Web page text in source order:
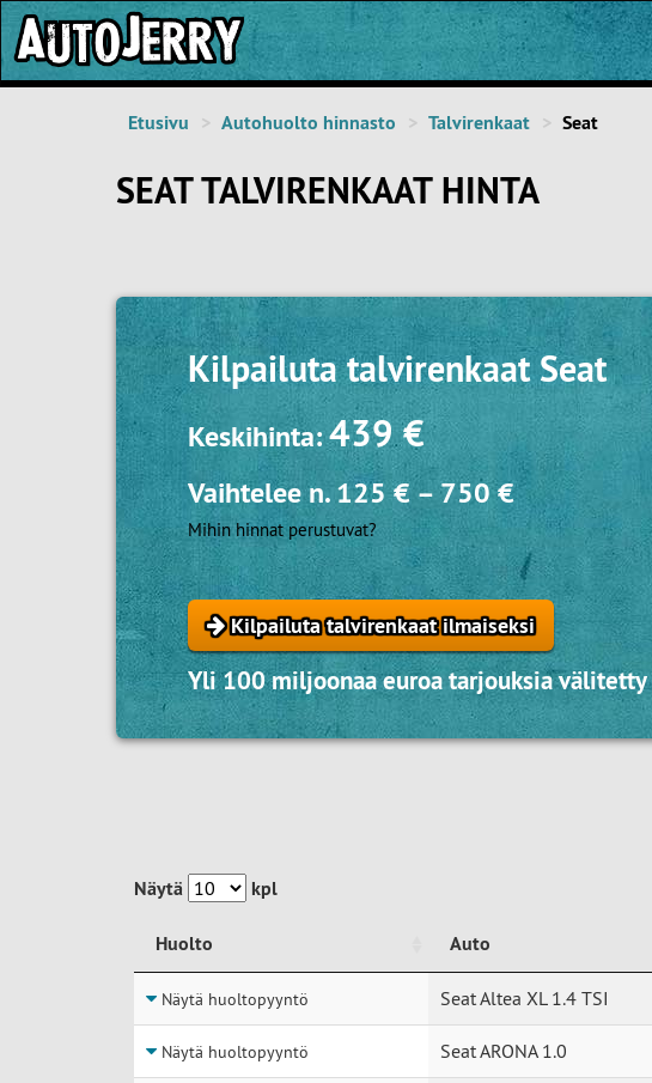
Etusivu Autohuolto hinnasto Talvirenkaat Seat
SEAT TALVIRENKAAT HINTA
Kilpailutatalvirenkaat Seat
Keskihinta:439 €
Vaihtelee n.125 €–750 €
Mihin hinnat perustuvat?
Kilpailuta talvirenkaat ilmaiseksi
Yli 100 miljoonaa euroa tarjouksia välitetty
Näytä kpl
Huolto Auto
Huolto
Auto
Näytä huoltopyyntö Seat Altea XL 1.4 TSI
Näytä huoltopyyntö Seat ARONA 1.0